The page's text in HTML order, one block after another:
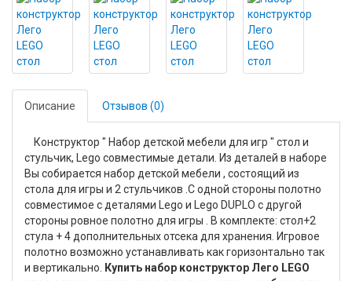
Описание Отзывов (0)
Конструктор " Набор детской мебели для игр " стол и
стульчик, Lego совместимые детали. Из деталей в наборе
Вы собирается набор детской мебели , состоящий из
стола для игры и 2 стульчиков .С одной стороны полотно
совместимое с деталями Lego и Lego DUPLO с другой
стороны ровное полотно для игры . В комплекте: стол+2
стула + 4 дополнительных отсека для хранения. Игровое
полотно возможно устанавливать как горизонтально так
и вертикально.
Купить набор конструктор Лего LEGO